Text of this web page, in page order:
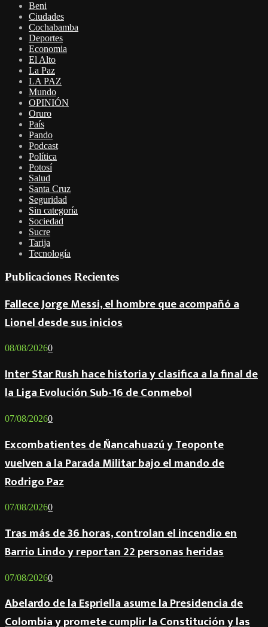
Beni
Ciudades
Cochabamba
Deportes
Economia
El Alto
La Paz
LA PAZ
Mundo
OPINIÓN
Oruro
País
Pando
Podcast
Política
Potosí
Salud
Santa Cruz
Seguridad
Sin categoría
Sociedad
Sucre
Tarija
Tecnología
Publicaciones Recientes
Fallece Jorge Messi, el hombre que acompañó a
Lionel desde sus inicios
08/08/20260
Inter Star Rush hace historia y clasifica a la final de
la Liga Evolución Sub-16 de Conmebol
07/08/20260
Excombatientes de Ñancahuazú y Teoponte
vuelven a la Parada Militar bajo el mando de
Rodrigo Paz
07/08/20260
Tras más de 36 horas, controlan el incendio en
Barrio Lindo y reportan 22 personas heridas
07/08/20260
Abelardo de la Espriella asume la Presidencia de
Colombia y promete cumplir la Constitución y las